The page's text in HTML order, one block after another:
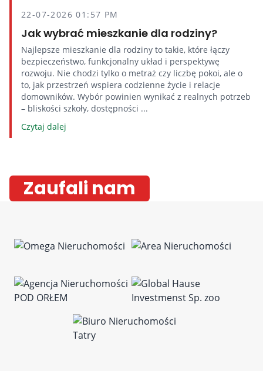
22-07-2026 01:57 PM
Jak wybrać mieszkanie dla rodziny?
Najlepsze mieszkanie dla rodziny to takie, które łączy
bezpieczeństwo, funkcjonalny układ i perspektywę
rozwoju. Nie chodzi tylko o metraż czy liczbę pokoi, ale o
to, jak przestrzeń wspiera codzienne życie i relacje
domowników. Wybór powinien wynikać z realnych potrzeb
– bliskości szkoły, dostępności ...
Czytaj dalej
Zaufali nam